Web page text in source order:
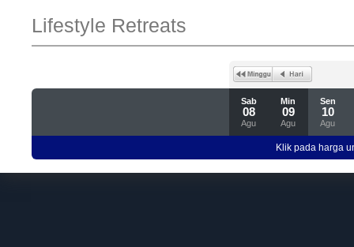
Lifestyle Retreats
Sab
08
Agu
Min
09
Agu
Sen
10
Agu
Klik pada harga